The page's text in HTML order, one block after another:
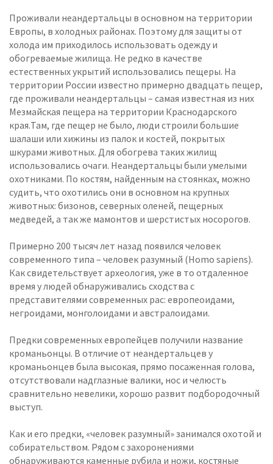
Проживали неандертальцы в основном на территории
Европы, в холодных районах. Поэтому для защиты от
холода им приходилось использовать одежду и
обогреваемые жилища. Не редко в качестве
естественных укрытий использовались пещеры. На
территории России известно примерно двадцать пещер,
где проживали неандертальцы – самая известная из них
Мезмайская пещера на территории Краснодарского
края.Там, где пещер не было, люди строили большие
шалаши или хижины из палок и костей, покрытых
шкурами животных. Для обогрева таких жилищ
использовались очаги. Неандертальцы были умелыми
охотниками. По костям, найденным на стоянках, можно
судить, что охотились они в основном на крупных
животных: бизонов, северных оленей, пещерных
медведей, а так же мамонтов и шерстистых носорогов.
Примерно 200 тысяч лет назад появился человек
современного типа – человек разумный (Homo sapiens).
Как свидетельствует археология, уже в то отдаленное
время у людей обнаруживались сходства с
представителями современных рас: европеоидами,
негроидами, монголоидами и австралоидами.
Предки современных европейцев получили название
кроманьонцы. В отличие от неандертальцев у
кроманьонцев была высокая, прямо посаженная голова,
отсутствовали надглазные валики, нос и челюсть
сравнительно невелики, хорошо развит подбородочный
выступ.
Как и его предки, «человек разумный» занимался охотой и
собирательством. Рядом с захоронениями
обнаруживаются каменные рубила и ножи, костяные